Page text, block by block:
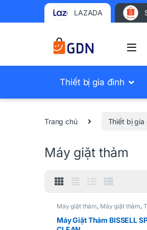
LAZADA
Thiết bị gia đình
Trang chủ Thiết bị gia
Máy giặt thảm
Máy giặt thảm, Máy giặt thảm,
đình
Máy Giặt Thảm BISSELL